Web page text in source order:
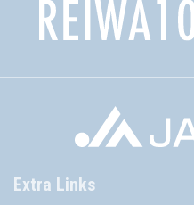
Extra Links